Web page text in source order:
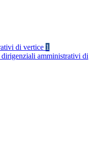
di vertice 1
amministrativi di